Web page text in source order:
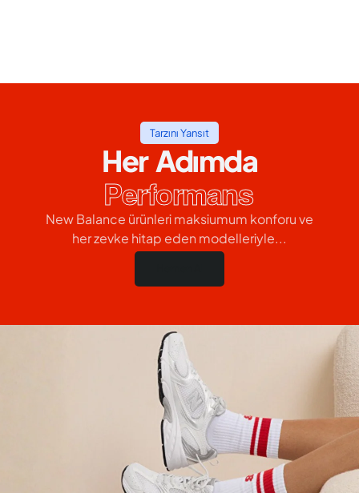
Tarzını Yansıt
Her Adımda
Performans
New Balance ürünleri maksiumum konforu ve
her zevke hitap eden modelleriyle...